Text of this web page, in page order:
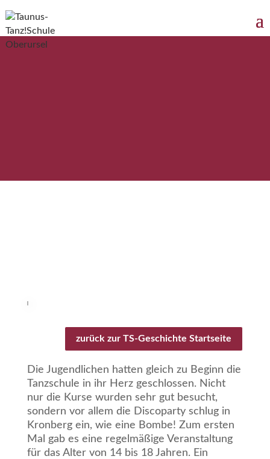
zurück zur TS-Geschichte Startseite
Die Jugendlichen hatten gleich zu Beginn die
Tanzschule in ihr Herz geschlossen. Nicht
nur die Kurse wurden sehr gut besucht,
sondern vor allem die Discoparty schlug in
Kronberg ein, wie eine Bombe! Zum ersten
Mal gab es eine regelmäßige Veranstaltung
für das Alter von 14 bis 18 Jahren. Ein